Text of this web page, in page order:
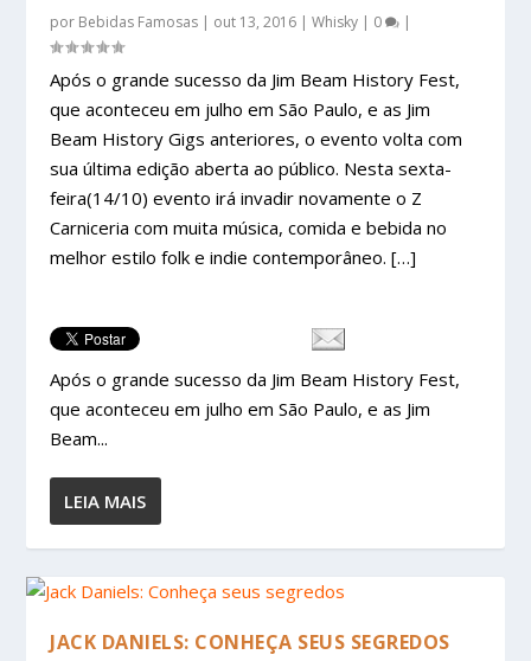
por Bebidas Famosas | out 13, 2016 |Whisky | 0 |
Após o grande sucesso da Jim Beam History Fest,
que aconteceu em julho em São Paulo, e as Jim
Beam History Gigs anteriores, o evento volta com
sua última edição aberta ao público. Nesta sexta-
feira(14/10) evento irá invadir novamente o Z
Carniceria com muita música, comida e bebida no
melhor estilo folk e indie contemporâneo. […]
Após o grande sucesso da Jim Beam History Fest,
que aconteceu em julho em São Paulo, e as Jim
Beam...
LEIA MAIS
JACK DANIELS: CONHEÇA SEUS SEGREDOS